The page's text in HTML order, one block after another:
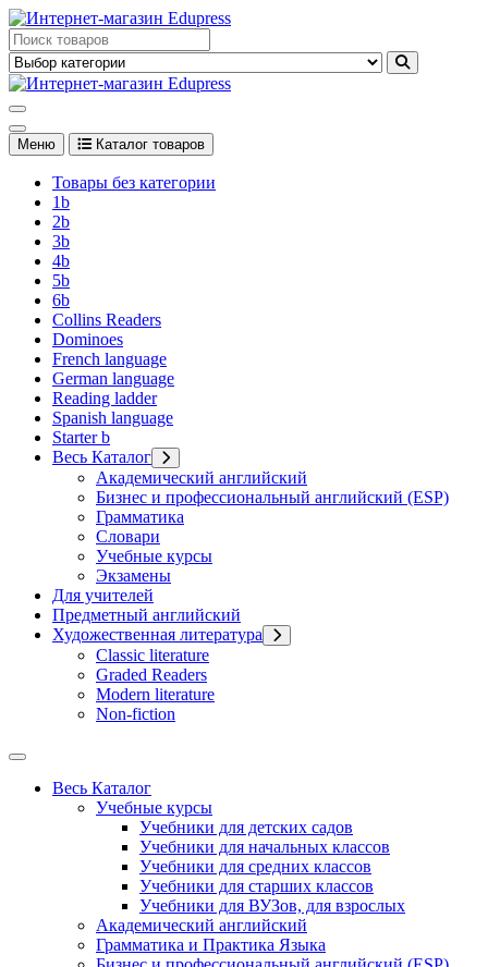
Перейти
к
содержимому
Edupress Uzbekistan, Edupress Узбекистан, книги, учебники на
английском языке
английском языке
Меню Каталог товаров
Товары без категории
1b
2b
3b
4b
5b
6b
Collins Readers
Dominoes
French language
German language
Reading ladder
Spanish language
Starter b
Весь Каталог
Академический английский
Бизнес и профессиональный английский (ESP)
Грамматика
Словари
Учебные курсы
Экзамены
Для учителей
Предметный английский
Художественная литература
Classic literature
Graded Readers
Modern literature
Non-fiction
Весь Каталог
Учебные курсы
Учебники для детских садов
Учебники для начальных классов
Учебники для средних классов
Учебники для старших классов
Учебники для ВУЗов, для взрослых
Академический английский
Грамматика и Практика Языка